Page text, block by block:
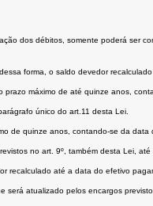
dos débitos, somente poderá ser
forma, o saldo devedor
máximo de até quinze anos,
único do art.11 desta Lei.
de quinze anos, contando-se da
no art. 9º, também desta Lei,
recalculado até a data do efetivo
atualizado pelos encargos